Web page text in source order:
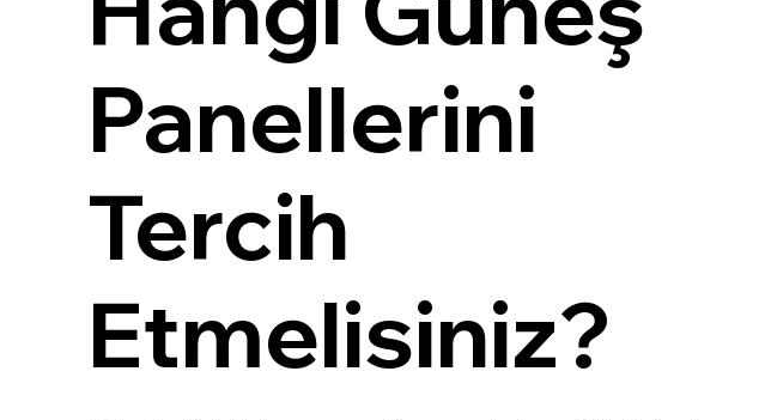
Panellerini
Tercih
Etmelisiniz?